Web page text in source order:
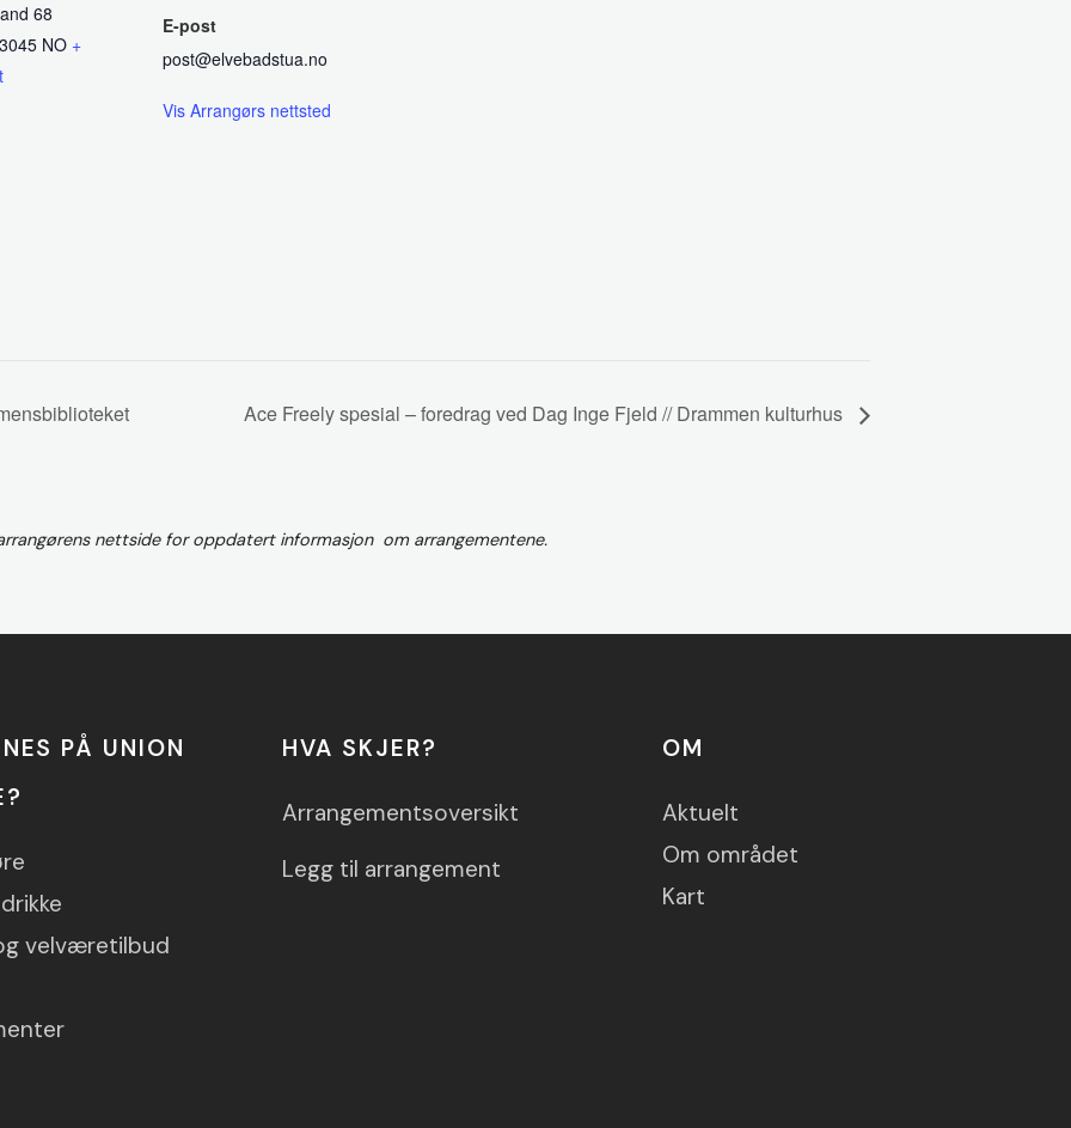
68
3045 NO +
E-post
post@elvebadstua.no
Vis Arrangørs nettsted
Ace Freely spesial – foredrag ved Dag Inge Fjeld // Drammen kulturhus
nettside for oppdatert informasjon om arrangementene.
PÅ UNION
velværetilbud
HVA SKJER?
Arrangementsoversikt
Legg til arrangement
OM
Aktuelt
Om området
Kart